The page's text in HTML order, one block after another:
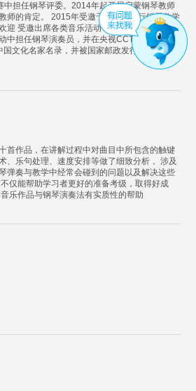
中担任钢琴评委。2014年起开展启蒙钢琴教师
师的肯定。 2015年受邀于斯课堂进行钢琴教学
迎 受邀出席各类音乐活动，2016年初在国家大
中担任钢琴演奏员，并在央视CCTV音乐频道
文化名家名录，并被国家邮政发行的文化名家
首作品，在讲解过程中对曲目中所包含的触键
、乐句处理、速度安排等做了细致分析， 涉及
弹奏与教学中经常会碰到的问题以及解决这些
仅能帮助学习者更好的准备考级，取得好成
乐作品与钢琴演奏法有实质性的帮助